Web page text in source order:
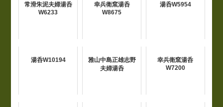
常滑朱泥夫婦湯呑
W6233
幸兵衛窯湯呑
W8675
湯呑W5954
湯呑W10194
雅山中島正雄志野
夫婦湯呑
幸兵衛窯湯呑
W7200